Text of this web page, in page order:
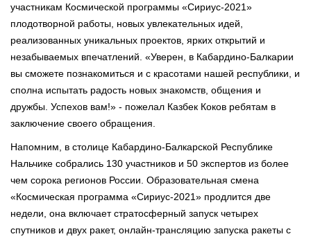
участникам Космической программы «Сириус-2021»
плодотворной работы, новых увлекательных идей,
реализованных уникальных проектов, ярких открытий и
незабываемых впечатлений. «Уверен, в Кабардино-Балкарии
вы сможете познакомиться и с красотами нашей республики, и
сполна испытать радость новых знакомств, общения и
дружбы. Успехов вам!» - пожелал Казбек Коков ребятам в
заключение своего обращения.
Напомним, в столице Кабардино-Балкарской Республике
Нальчике собрались 130 участников и 50 экспертов из более
чем сорока регионов России. Образовательная смена
«Космическая программа «Сириус-2021» продлится две
недели, она включает стратосферный запуск четырех
спутников и двух ракет, онлайн-трансляцию запуска ракеты с